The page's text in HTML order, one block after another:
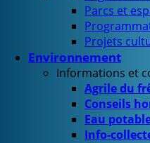
Parcs et
Projets
Environnement
Informations et
Agrile du
Conseils
Eau
Info-